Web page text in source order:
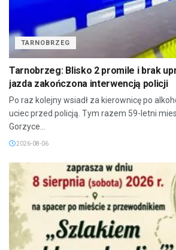
TARNOBRZEG
Tarnobrzeg: Blisko 2 promile i brak
jazda zakończona interwencją policji
Po raz kolejny wsiadł za kierownicę po
uciec przed policją. Tym razem 59-letni
Gorzyce...
2026-08-06